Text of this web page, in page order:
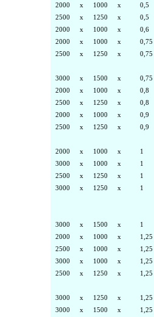
2000 x 1000 x 0,5
2500
x 1250 x 0,5
2000
x 1000 x 0,6
2000
x 1000 x 0,75
2500
x 1250 x 0,75
3000 x 1500 x 0,75
2000
x 1000 x 0,8
2500
x 1250 x 0,8
2000
x 1000 x 0,9
2500
x 1250 x 0,9
2000 x 1000 x 1
3000
x 1000 x 1
2500
x 1250 x 1
3000
x 1250 x 1
3000 x 1500 x 1
2000
x 1000 x 1,25
2500
x 1000 x 1,25
3000
x 1000 x 1,25
2500
x 1250 x 1,25
3000 x 1250 x 1,25
3000
x 1500 x 1,25